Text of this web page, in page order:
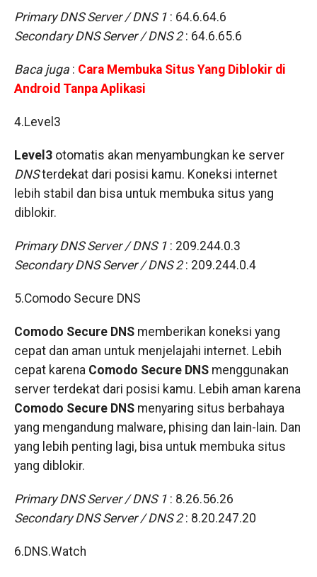
Primary DNS Server / DNS 1: 64.6.64.6
Secondary DNS Server / DNS 2: 64.6.65.6
Baca juga: Cara Membuka Situs Yang Diblokir di
Android Tanpa Aplikasi
4.Level3
Level3otomatis akan menyambungkan ke server
DNSterdekat dari posisi kamu. Koneksi internet
lebih stabil dan bisa untuk membuka situs yang
diblokir.
Primary DNS Server / DNS 1: 209.244.0.3
Secondary DNS Server / DNS 2: 209.244.0.4
5.Comodo Secure DNS
Comodo Secure DNSmemberikan koneksi yang
cepat dan aman untuk menjelajahi internet. Lebih
cepat karena Comodo Secure DNSmenggunakan
server terdekat dari posisi kamu. Lebih aman karena
Comodo Secure DNSmenyaring situs berbahaya
yang mengandung malware, phising dan lain-lain. Dan
yang lebih penting lagi, bisa untuk membuka situs
yang diblokir.
Primary DNS Server / DNS 1: 8.26.56.26
Secondary DNS Server / DNS 2: 8.20.247.20
6.DNS.Watch